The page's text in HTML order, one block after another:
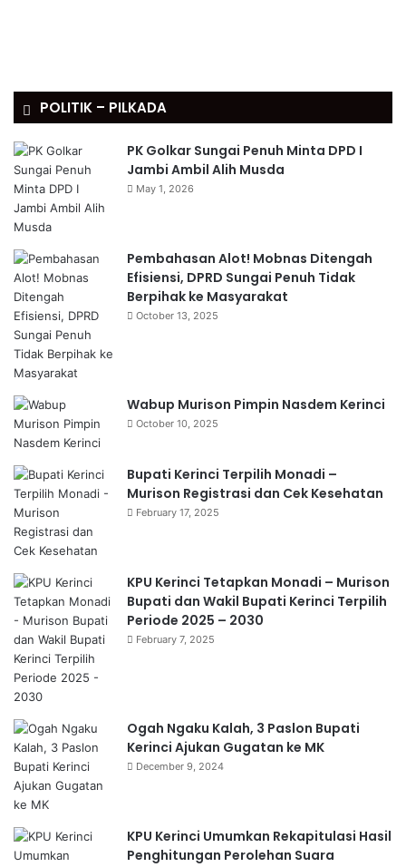
POLITIK – PILKADA
PK Golkar Sungai Penuh Minta DPD I
Jambi Ambil Alih Musda
May 1, 2026
Pembahasan Alot! Mobnas Ditengah
Efisiensi, DPRD Sungai Penuh Tidak
Berpihak ke Masyarakat
October 13, 2025
Wabup Murison Pimpin Nasdem Kerinci
October 10, 2025
Bupati Kerinci Terpilih Monadi –
Murison Registrasi dan Cek Kesehatan
February 17, 2025
KPU Kerinci Tetapkan Monadi – Murison
Bupati dan Wakil Bupati Kerinci Terpilih
Periode 2025 – 2030
February 7, 2025
Ogah Ngaku Kalah, 3 Paslon Bupati
Kerinci Ajukan Gugatan ke MK
December 9, 2024
KPU Kerinci Umumkan Rekapitulasi Hasil
Penghitungan Perolehan Suara